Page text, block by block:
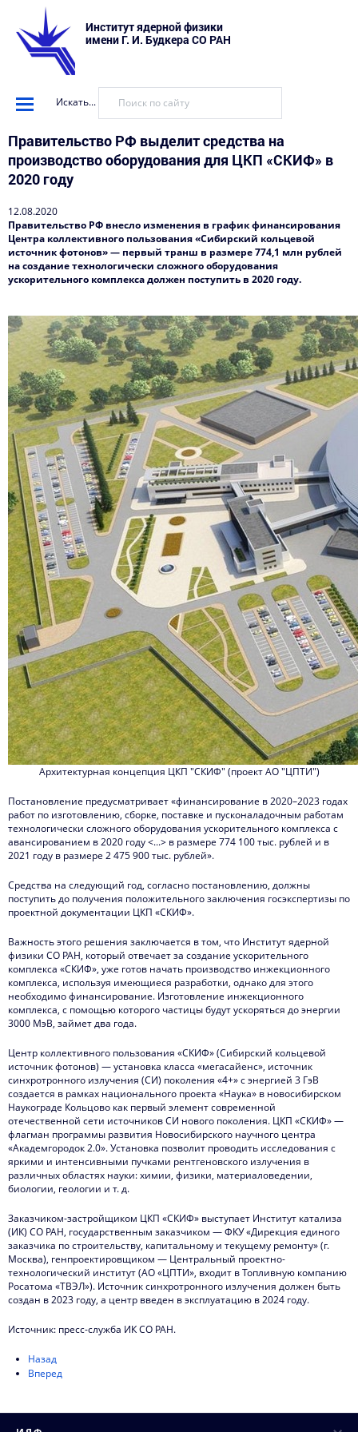
Институт ядерной физики
имени Г. И. Будкера СО РАН
Искать...
Правительство РФ выделит средства на
производство оборудования для ЦКП «СКИФ» в
2020 году
12.08.2020
Правительство РФ внесло изменения в график финансирования
Центра коллективного пользования «Сибирский кольцевой
источник фотонов» — первый транш в размере 774,1 млн рублей
на создание технологически сложного оборудования
ускорительного комплекса должен поступить в 2020 году.
Архитектурная концепция ЦКП "СКИФ" (проект АО "ЦПТИ")
Постановление предусматривает «финансирование в 2020–2023 годах
работ по изготовлению, сборке, поставке и пусконаладочным работам
технологически сложного оборудования ускорительного комплекса с
авансированием в 2020 году <...> в размере 774 100 тыс. рублей и в
2021 году в размере 2 475 900 тыс. рублей».
Средства на следующий год, согласно постановлению, должны
поступить до получения положительного заключения госэкспертизы по
проектной документации ЦКП «СКИФ».
Важность этого решения заключается в том, что Институт ядерной
физики СО РАН, который отвечает за создание ускорительного
комплекса «СКИФ», уже готов начать производство инжекционного
комплекса, используя имеющиеся разработки, однако для этого
необходимо финансирование. Изготовление инжекционного
комплекса, с помощью которого частицы будут ускоряться до энергии
3000 МэВ, займет два года.
Центр коллективного пользования «СКИФ» (Сибирский кольцевой
источник фотонов) — установка класса «мегасайенс», источник
синхротронного излучения (СИ) поколения «4+» с энергией 3 ГэВ
создается в рамках национального проекта «Наука» в новосибирском
Наукограде Кольцово как первый элемент современной
отечественной сети источников СИ нового поколения. ЦКП «СКИФ» —
флагман программы развития Новосибирского научного центра
«Академгородок 2.0». Установка позволит проводить исследования с
яркими и интенсивными пучками рентгеновского излучения в
различных областях науки: химии, физики, материаловедении,
биологии, геологии и т. д.
Заказчиком-застройщиком ЦКП «СКИФ» выступает Институт катализа
(ИК) СО РАН, государственным заказчиком — ФКУ «Дирекция единого
заказчика по строительству, капитальному и текущему ремонту» (г.
Москва), генпроектировщиком — Центральный проектно-
технологический институт (АО «ЦПТИ», входит в Топливную компанию
Росатома «ТВЭЛ»). Источник синхротронного излучения должен быть
создан в 2023 году, а центр введен в эксплуатацию в 2024 году.
Источник: пресс-служба ИК СО РАН.
Назад
Вперед